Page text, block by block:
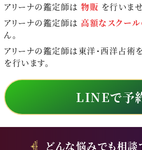
アリーナの鑑定師は 物販 を行いませ
アリーナの鑑定師は 高額なスクー
ん。
アリーナの鑑定師は東洋・西洋占術を
を行います。
LINEで予
どんな悩みでも相談